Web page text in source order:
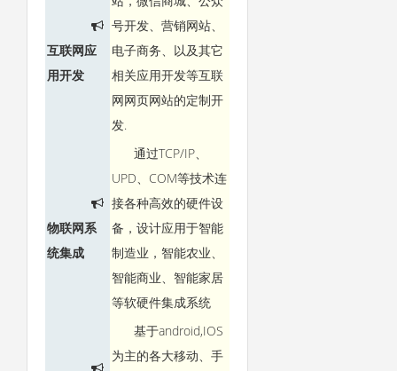
互联网应
用开发
号开发、营销网站、
电子商务、以及其它
相关应用开发等互联
网网页网站的定制开
发.
物联网系
统集成
通过TCP/IP、
UPD、COM等技术连
接各种高效的硬件设
备，设计应用于智能
制造业，智能农业、
智能商业、智能家居
等软硬件集成系统
基于android,IOS
为主的各大移动、手